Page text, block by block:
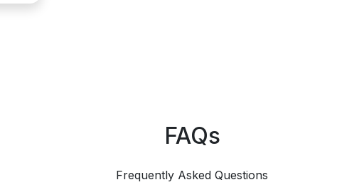
FAQs
Frequently Asked Questions